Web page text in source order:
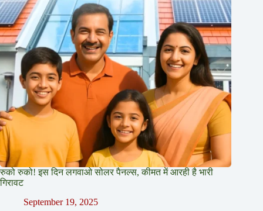
रुको रुको! इस दिन लगवाओ सोलर पैनल्स, कीमत में आरही है भारी
गिरावट
September 19, 2025